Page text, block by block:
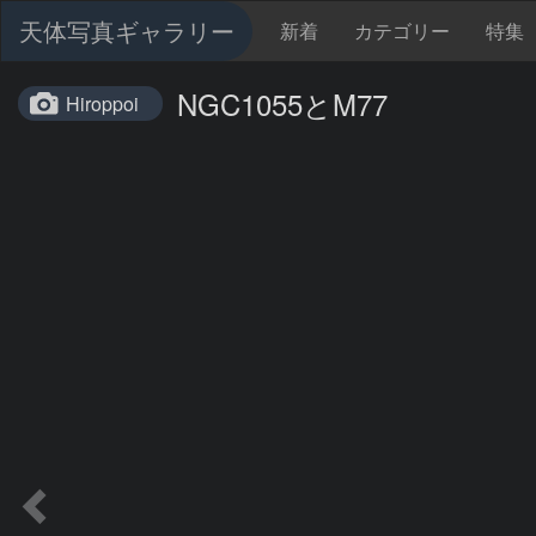
天体写真ギャラリー 新着 カテゴリー 特集
Hiroppoi NGC1055とM77